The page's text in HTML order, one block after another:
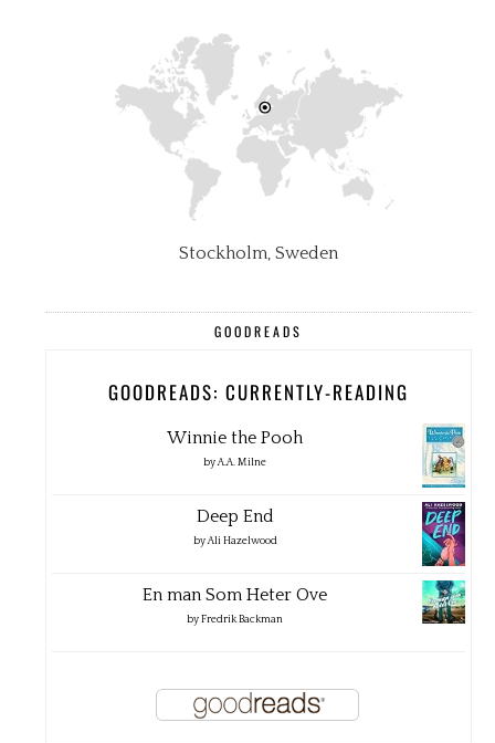
Stockholm, Sweden
GOODREADS
GOODREADS: CURRENTLY-READING
Winnie the Pooh
byA.A. Milne
Deep End
byAli Hazelwood
En man Som Heter Ove
byFredrik Backman